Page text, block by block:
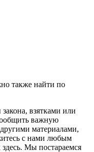
также найти по
взятками или
важную
материалами,
с нами любым
Мы постараемся